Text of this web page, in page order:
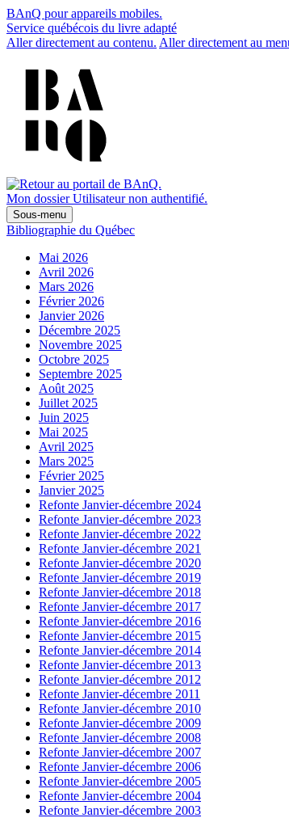
BAnQ pour appareils mobiles.
Service québécois du livre adapté
Aller directement au contenu. Aller directement au
Mon dossier Utilisateur non authentifié.
Sous-menu
Bibliographie du Québec
Mai 2026
Avril 2026
Mars 2026
Février 2026
Janvier 2026
Décembre 2025
Novembre 2025
Octobre 2025
Septembre 2025
Août 2025
Juillet 2025
Juin 2025
Mai 2025
Avril 2025
Mars 2025
Février 2025
Janvier 2025
Refonte Janvier-décembre 2024
Refonte Janvier-décembre 2023
Refonte Janvier-décembre 2022
Refonte Janvier-décembre 2021
Refonte Janvier-décembre 2020
Refonte Janvier-décembre 2019
Refonte Janvier-décembre 2018
Refonte Janvier-décembre 2017
Refonte Janvier-décembre 2016
Refonte Janvier-décembre 2015
Refonte Janvier-décembre 2014
Refonte Janvier-décembre 2013
Refonte Janvier-décembre 2012
Refonte Janvier-décembre 2011
Refonte Janvier-décembre 2010
Refonte Janvier-décembre 2009
Refonte Janvier-décembre 2008
Refonte Janvier-décembre 2007
Refonte Janvier-décembre 2006
Refonte Janvier-décembre 2005
Refonte Janvier-décembre 2004
Refonte Janvier-décembre 2003